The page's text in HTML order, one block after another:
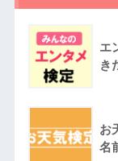
エ
き
お
名